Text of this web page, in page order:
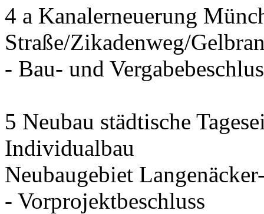
4 a Kanalerneuerung
Straße/Zikadenweg/
- Bau- und
5 Neubau städtische
Individualbau
Neubaugebiet
- Vorprojektbeschluss